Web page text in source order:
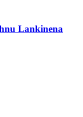
Lankinena